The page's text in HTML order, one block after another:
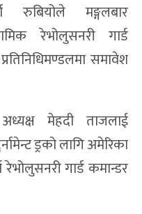
रुबियोले मङ्गलबार
रेभोलुसनरी गार्ड
समावेश
मेहदी ताजलाई
ड्रको लागि अमेरिका
गार्ड कमान्डर